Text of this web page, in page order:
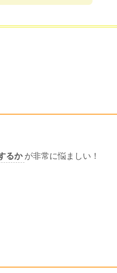
るか が非常に悩ましい！